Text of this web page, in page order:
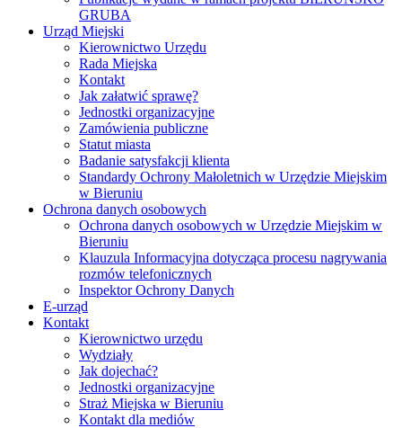
GRUBA
Urząd Miejski
Kierownictwo Urzędu
Rada Miejska
Kontakt
Jak załatwić sprawę?
Jednostki organizacyjne
Zamówienia publiczne
Statut miasta
Badanie satysfakcji klienta
Standardy Ochrony Małoletnich w Urzędzie Miejskim
w Bieruniu
Ochrona danych osobowych
Ochrona danych osobowych w Urzędzie Miejskim w
Bieruniu
Klauzula Informacyjna dotycząca procesu nagrywania
rozmów telefonicznych
Inspektor Ochrony Danych
E-urząd
Kontakt
Kierownictwo urzędu
Wydziały
Jak dojechać?
Jednostki organizacyjne
Straż Miejska w Bieruniu
Kontakt dla mediów